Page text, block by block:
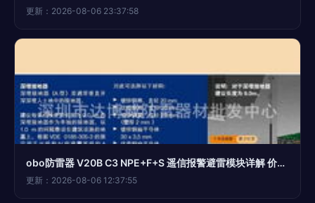
更新：2026-08-06 23:37:58
obo防雷器 V20B C3 NPE+F+S 遥信报警避雷模块详解 价格、厂家与图片指南
更新：2026-08-06 12:37:55